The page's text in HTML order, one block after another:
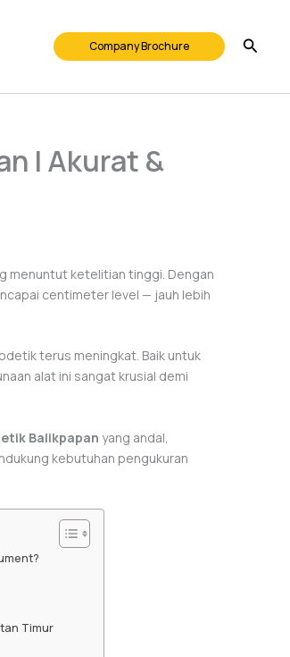
Company Brochure
| Akurat &
menuntut ketelitian tinggi. Dengan
centimeter level — jauh lebih
terus meningkat. Baik untuk
alat ini sangat krusial demi
Balikpapan yang andal,
kebutuhan pengukuran
Timur